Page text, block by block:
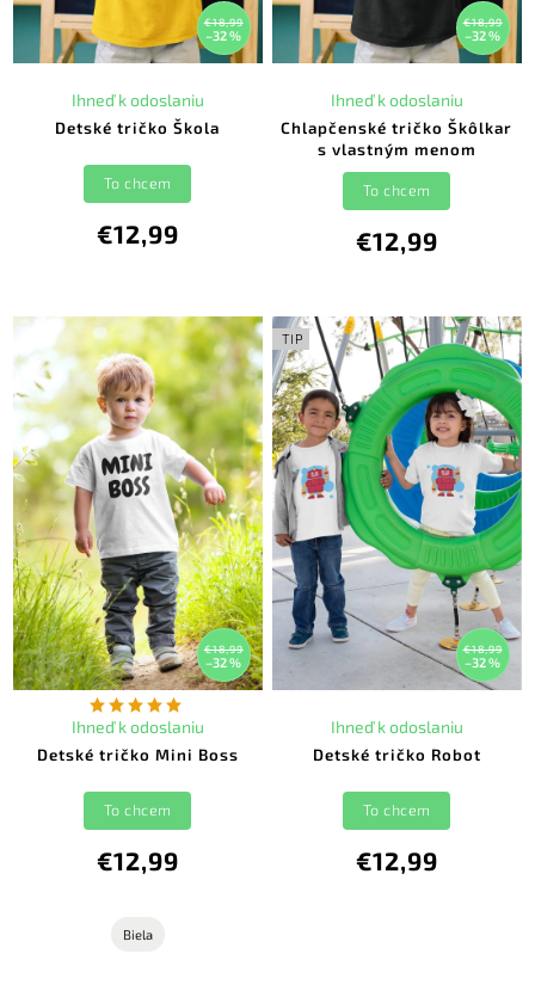
€18,99
–32 %
Detské tričko Škola
Ihneď k odoslaniu
€12,99
To chcem
€18,99
–32 %
Chlapčenské tričko Škôlkar
s vlastným menom
Ihneď k odoslaniu
€12,99
To chcem
€18,99
–32 %
Detské tričko Mini Boss
Ihneď k odoslaniu
€12,99
To chcem
Biela
TIP
€18,99
–32 %
Detské tričko Robot
Ihneď k odoslaniu
€12,99
To chcem